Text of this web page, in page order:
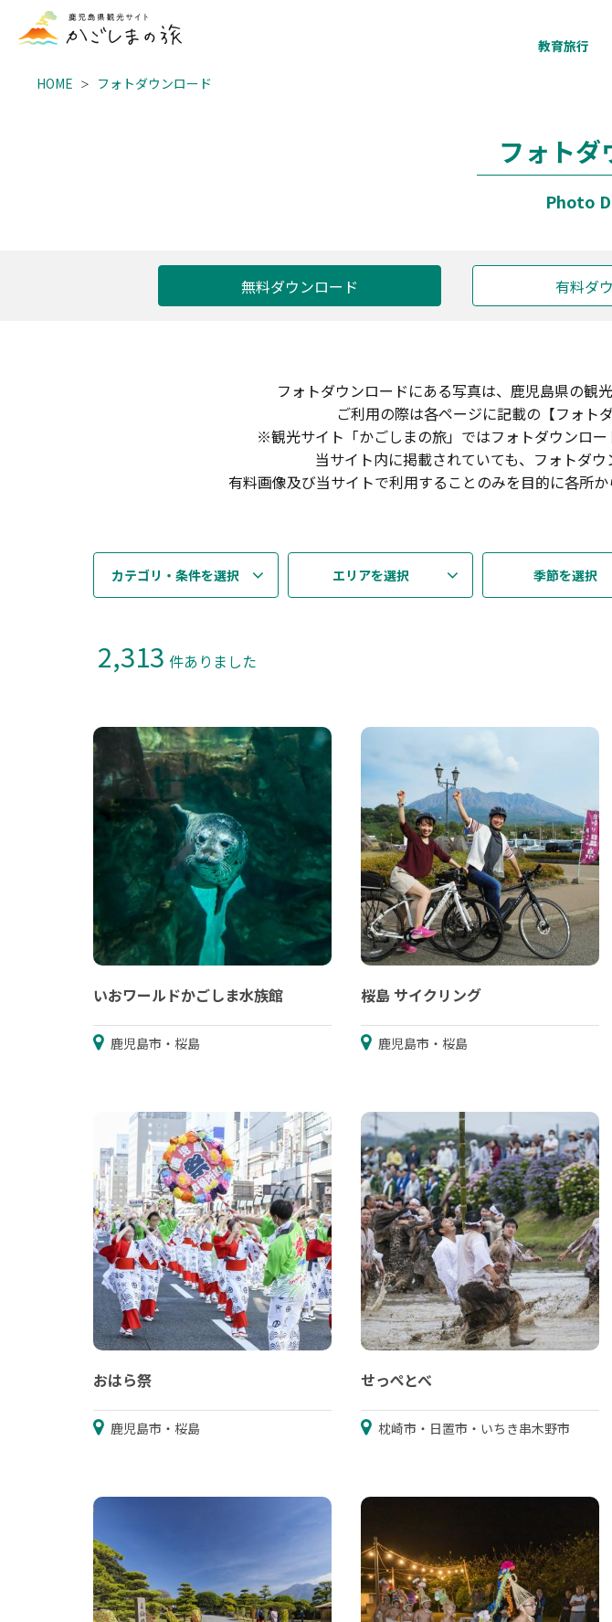
教育旅行
HOME フォトダウンロード
フォトダ
Photo
無料ダウンロード 有料ダ
フォトダウンロードにある写真は、鹿児島県の観
ご利用の際は各ページに記載の【フォト
※観光サイト「かごしまの旅」ではフォトダウンロー
当サイト内に掲載されていても、フォトダ
有料画像及び当サイトで利用することのみを目的に各所
カテゴリ・条件を選択 エリアを選択 季節を選択
2,313 件ありました
いおワールドかごしま水族館
鹿児島市・桜島
桜島 サイクリング
鹿児島市・桜島
おはら祭
鹿児島市・桜島
せっぺとべ
枕崎市・日置市・いちき串木野市